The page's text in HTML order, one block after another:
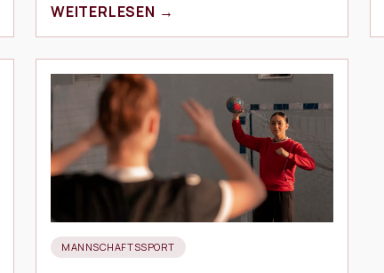
Wesentliche über die Sportart…
WEITERLESEN →
MANNSCHAFTSSPORT